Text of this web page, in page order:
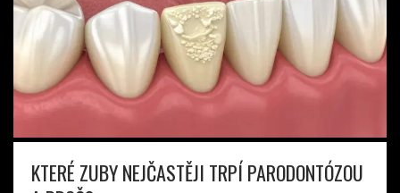
KTERÉ ZUBY NEJČASTĚJI TRPÍ PARODONTÓZOU